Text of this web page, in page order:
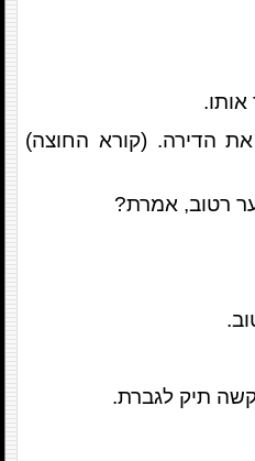
הדירה. (קורא החוצה)
רטוב, אמרת?
תיק לגברת.